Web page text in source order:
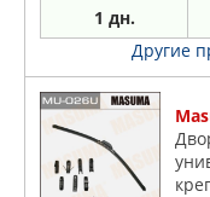
1 дн.
Другие